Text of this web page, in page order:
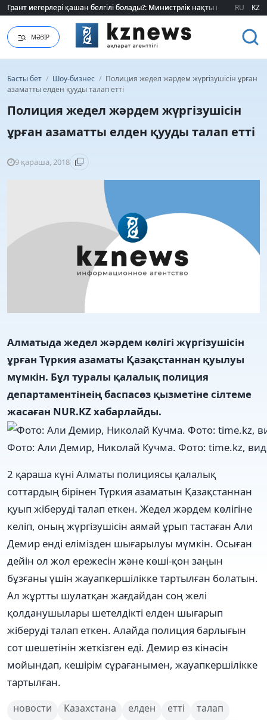
Грант иегерлері қашан белгілі болады?: Министрлік нақты мерзімді
Грант иегерлері қашан белгілі болады?: Министрлік нақты мерзімді
RU KZ
МӘЗІР
Басты бет / Шоу-бизнес / Полиция жедел жәрдем жүргізушісін ұрған
азаматты елден қууды талап етті
Полиция жедел жәрдем жүргізушісін
ұрған азаматты елден қууды талап етті
9 қараша, 2018
Алматыда жедел жәрдем көлігі жүргізушісін
ұрған Түркия азаматы Қазақстаннан қуылуы
мүмкін. Бұл туралы қалалық полиция
департаментінеің баспасөз қызметіне сілтеме
жасаған NUR.KZ хабарлайды.
Фото: Али Демир, Николай Кучма. Фото: time.kz,
2 қараша күні Алматы полициясы қалалық
соттардың бірінен Түркия азаматын Қазақстаннан
қуып жіберуді талап еткен. Жедел жәрдем көлігіне
келіп, оның жүргізушісін аямай ұрып тастаған Али
Демир енді елімізден шығарылуы мүмкін. Осыған
дейін ол жол ережесін және көші-қон заңын
бұзғаны үшін жауапкершілікке тартылған болатын.
Ал жұртты шулатқан жағдайдан соң желі
қолданушылары шетелдікті елден шығарып
жіберуді талап еткен. Алайда полиция барлығын
сот шешетінін жеткізген еді. Демир өз кінәсін
мойындап, кешірім сұрағанымен, жауапкершілікке
тартылған.
новости Казахстана елден етті
талап